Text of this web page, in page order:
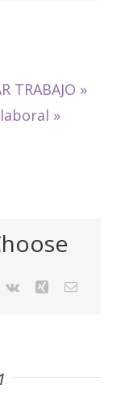
TRABAJO »
»
Vk Xing Email